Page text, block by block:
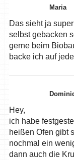
Maria
Das sieht ja
selbst gebacken
gerne beim
backe ich auf
Hey,
ich habe
heißen Ofen gibt
nochmal ein
dann auch die